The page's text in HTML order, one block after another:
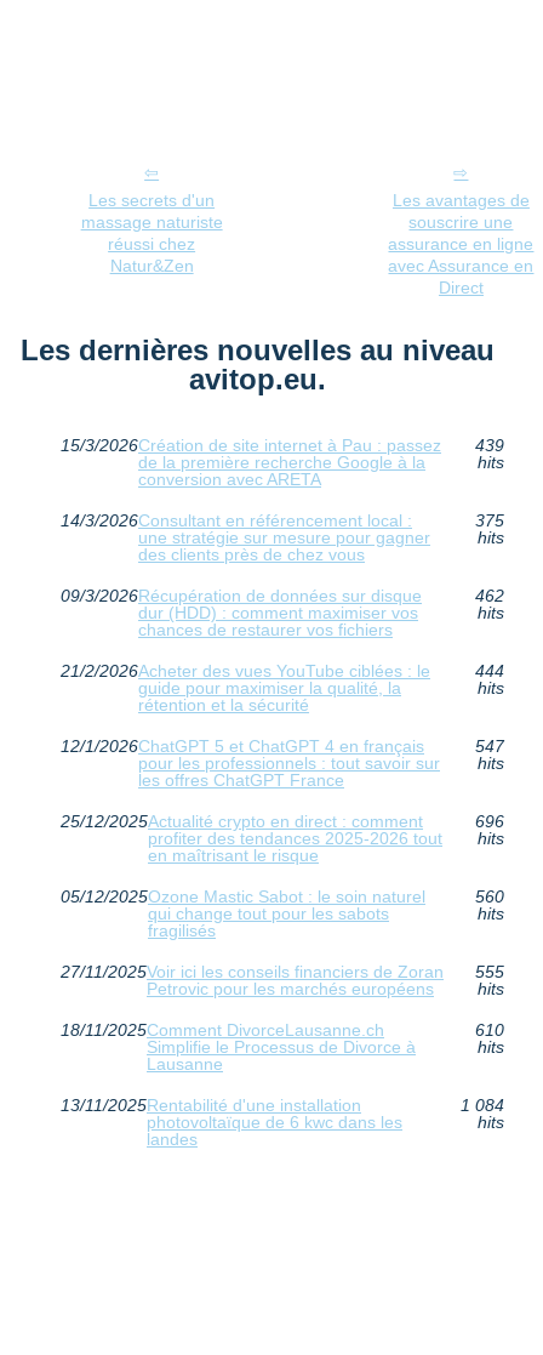
Les secrets d'un
massage naturiste
réussi chez
Natur&Zen
Les avantages de
souscrire une
assurance en ligne
avec Assurance en
Direct
Les dernières nouvelles au niveau
avitop.eu.
15/3/2026Création de site internet à Pau : passez
de la première recherche Google à la
conversion avec ARETA
439
hits
14/3/2026Consultant en référencement local :
une stratégie sur mesure pour gagner
des clients près de chez vous
375
hits
09/3/2026Récupération de données sur disque
dur (HDD) : comment maximiser vos
chances de restaurer vos fichiers
462
hits
21/2/2026Acheter des vues YouTube ciblées : le
guide pour maximiser la qualité, la
rétention et la sécurité
444
hits
12/1/2026ChatGPT 5 et ChatGPT 4 en français
pour les professionnels : tout savoir sur
les offres ChatGPT France
547
hits
25/12/2025Actualité crypto en direct : comment
profiter des tendances 2025-2026 tout
en maîtrisant le risque
696
hits
05/12/2025Ozone Mastic Sabot : le soin naturel
qui change tout pour les sabots
fragilisés
560
hits
27/11/2025Voir ici les conseils financiers de Zoran
Petrovic pour les marchés européens
555
hits
18/11/2025Comment DivorceLausanne.ch
Simplifie le Processus de Divorce à
Lausanne
610
hits
13/11/2025Rentabilité d'une installation
photovoltaïque de 6 kwc dans les
landes
1 084
hits